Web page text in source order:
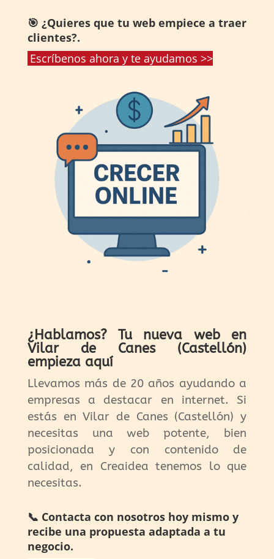
🎯 ¿Quieres que tu web empiece a traer
clientes?.
Escríbenos ahora y te ayudamos >>
¿Hablamos? Tu nueva web en
Vilar de Canes (Castellón)
empieza aquí
Llevamos más de 20 años ayudando a
empresas a destacar en internet. Si
estás en Vilar de Canes (Castellón) y
necesitas una web potente, bien
posicionada y con contenido de
calidad, en Creaidea tenemos lo que
necesitas.
📞 Contacta con nosotros hoy mismo y
recibe una propuesta adaptada a tu
negocio.